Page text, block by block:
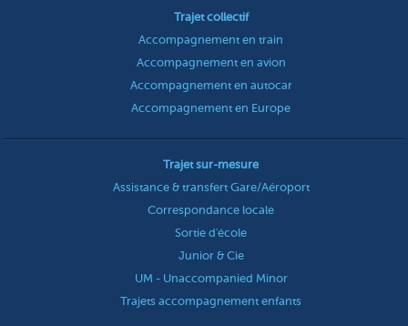
Trajet collectif
Accompagnement en train
Accompagnement en avion
Accompagnement en autocar
Accompagnement en Europe
Trajet sur-mesure
Assistance & transfert Gare/Aéroport
Correspondance locale
Sortie d'école
Junior & Cie
UM - Unaccompanied Minor
Trajets accompagnement enfants